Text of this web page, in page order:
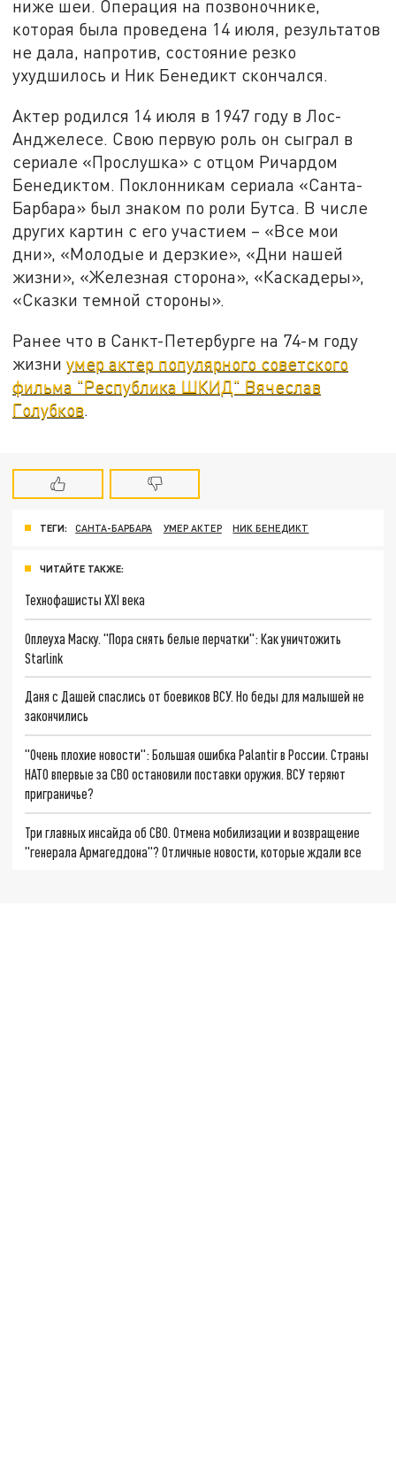
ниже шеи. Операция на позвоночнике,
которая была проведена 14 июля, результатов
не дала, напротив, состояние резко
ухудшилось и Ник Бенедикт скончался.
Актер родился 14 июля в 1947 году в Лос-
Анджелесе. Свою первую роль он сыграл в
сериале «Прослушка» с отцом Ричардом
Бенедиктом. Поклонникам сериала «Санта-
Барбара» был знаком по роли Бутса. В числе
других картин с его участием – «Все мои
дни», «Молодые и дерзкие», «Дни нашей
жизни», «Железная сторона», «Каскадеры»,
«Сказки темной стороны».
Ранее что в Санкт-Петербурге на 74-м году
жизниумер актер популярного советского
фильма "Республика ШКИД" Вячеслав
Голубков
ТЕГИ: САНТА-БАРБАРА УМЕР АКТЕР НИК БЕНЕДИКТ
ЧИТАЙТЕ ТАКЖЕ:
Технофашисты XXI века
Оплеуха Маску. "Пора снять белые перчатки": Как уничтожить
Starlink
Даня с Дашей спаслись от боевиков ВСУ. Но беды для малышей не
закончились
"Очень плохие новости": Большая ошибка Palantir в России. Страны
НАТО впервые за СВО остановили поставки оружия. ВСУ теряют
приграничье?
Три главных инсайда об СВО. Отмена мобилизации и возвращение
"генерала Армагеддона"? Отличные новости, которые ждали все